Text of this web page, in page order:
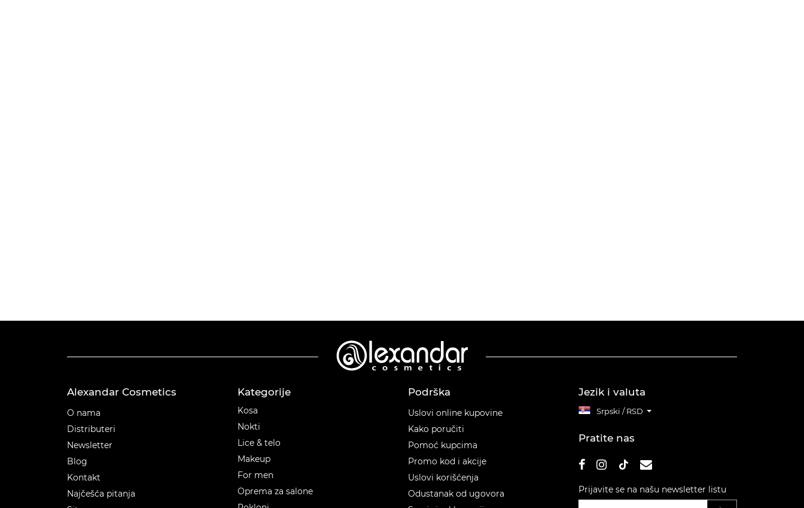
Alexandar Cosmetics
O nama
Distributeri
Newsletter
Blog
Kontakt
Najčešća pitanja
Kategorije
Kosa
Nokti
Lice & telo
Makeup
For men
Oprema za salone
Podrška
Uslovi online kupovine
Kako poručiti
Pomoć kupcima
Promo kod i akcije
Uslovi korišćenja
Odustanak od ugovora
Jezik i valuta
Srpski / RSD
Pratite nas
Prijavite se na našu newsletter listu